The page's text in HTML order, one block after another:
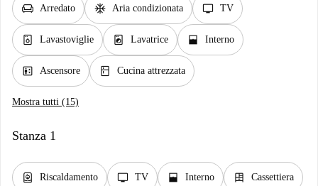
chair Arredato ac_unit Aria condizionata tv TV
dishwasher_gen Lavastoviglie local_laundry_service Lavatrice window_open Interno
elevator Ascensore kitchen Cucina attrezzata
Mostra tutti (15)
Stanza 1
water_heater Riscaldamento tv TV window_open Interno dresser Cassettiera